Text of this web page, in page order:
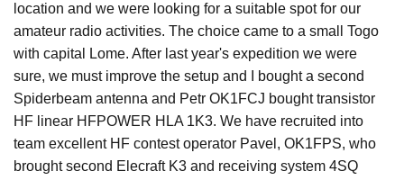
location and we were looking for a suitable spot for our
amateur radio activities. The choice came to a small Togo
with capital Lome. After last year's expedition we were
sure, we must improve the setup and I bought a second
Spiderbeam antenna and Petr OK1FCJ bought transistor
HF linear HFPOWER HLA 1K3. We have recruited into
team excellent HF contest operator Pavel, OK1FPS, who
brought second Elecraft K3 and receiving system 4SQ